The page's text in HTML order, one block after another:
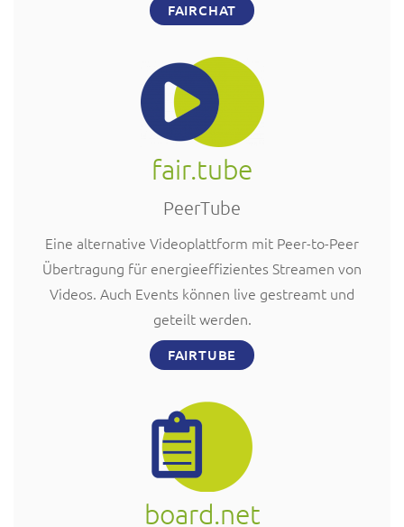
FAIRCHAT
fair.tube
PeerTube
Eine alternative Videoplattform mit Peer-to-Peer
Übertragung für energieeffizientes Streamen von
Videos. Auch Events können live gestreamt und
geteilt werden.
FAIRTUBE
board.net